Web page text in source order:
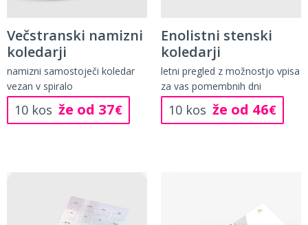
Večstranski namizni
koledarji
namizni samostoječi koledar
vezan v spiralo
10 kos že od 37€
Enolistni stenski
koledarji
letni pregled z možnostjo vpisa
za vas pomembnih dni
10 kos že od 46€